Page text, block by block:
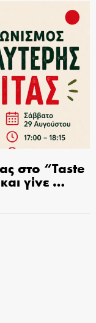
στο “Taste
γίνε …